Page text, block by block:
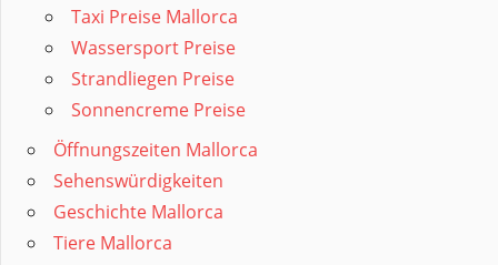
Taxi Preise Mallorca
Wassersport Preise
Strandliegen Preise
Sonnencreme Preise
Öffnungszeiten Mallorca
Sehenswürdigkeiten
Geschichte Mallorca
Tiere Mallorca